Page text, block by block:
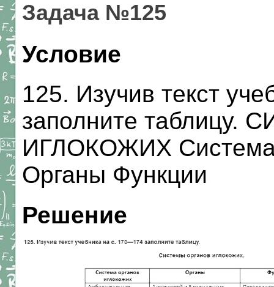
Задача №125
Условие
125. Изучив текст
заполните
ИГЛОКОЖИХ Система
Органы Функции
Решение